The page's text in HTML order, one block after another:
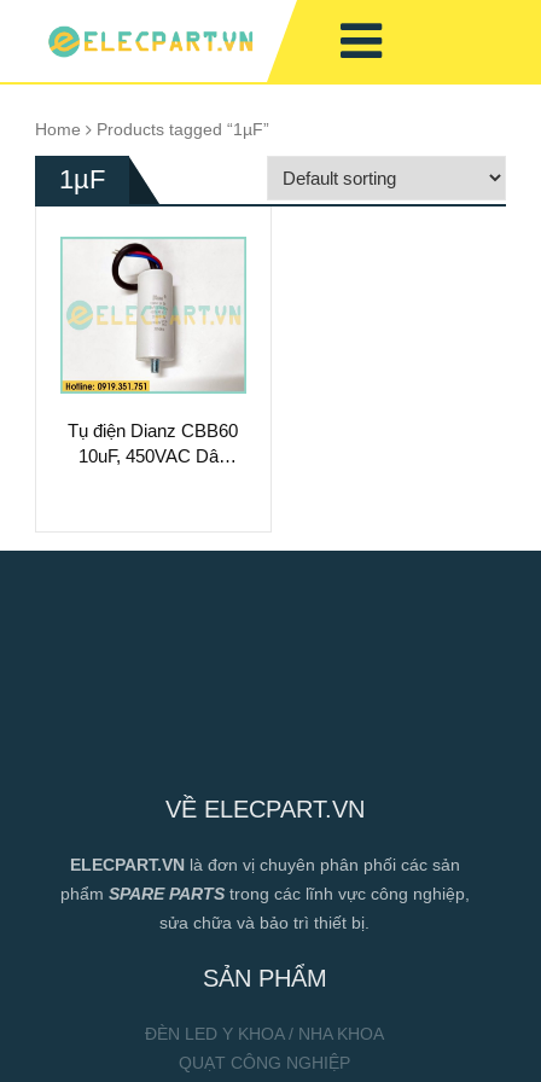
Home Products tagged “1µF”
1µF
Tụ điện Dianz CBB60
10uF, 450VAC Dây
VỀ ELECPART.VN
ELECPART.VN là đơn vị chuyên phân phối các sản
phẩm SPARE PARTStrong các lĩnh vực công nghiệp,
sửa chữa và bảo trì thiết bị.
SẢN PHẨM
ĐÈN LED Y KHOA / NHA KHOA
QUẠT CÔNG NGHIỆP